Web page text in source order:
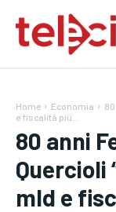
Home Economia
e fiscalità più...
80 anni
Quercioli
mld e